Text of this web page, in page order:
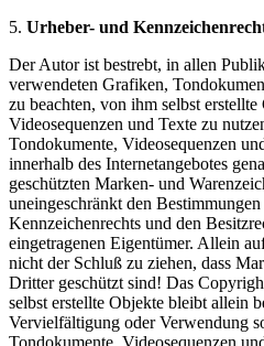
5. Urheber- und
Der Autor ist bestrebt, in allen
verwendeten Grafiken,
zu beachten, von ihm selbst
Videosequenzen und Texte zu
Tondokumente, Videosequenzen
innerhalb des Internetangebotes
geschützten Marken- und
uneingeschränkt den
Kennzeichenrechts und den
eingetragenen Eigentümer. Allein
nicht der Schluß zu ziehen, dass
Dritter geschützt sind! Das
selbst erstellte Objekte bleibt allein
Vervielfältigung oder Verwendung
Tondokumente, Videosequenzen